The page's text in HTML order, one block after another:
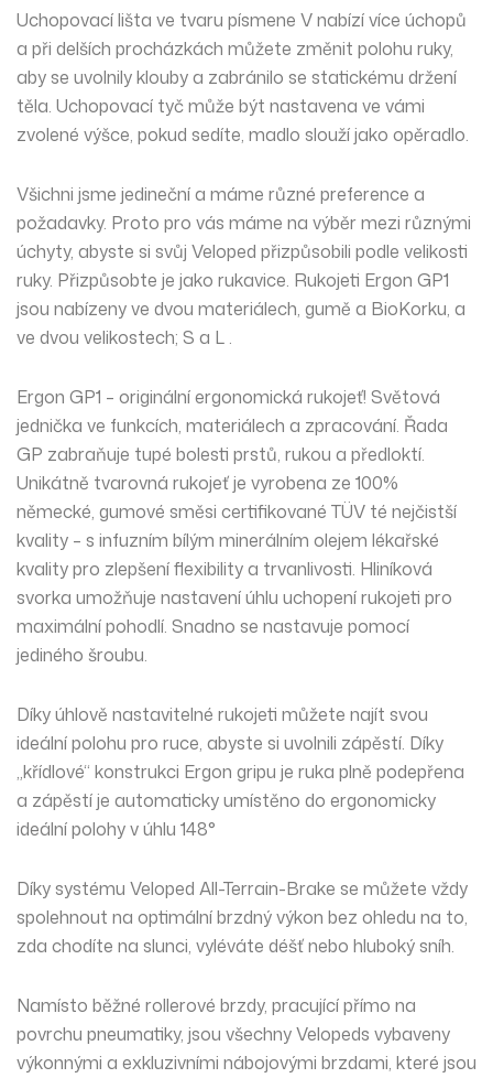
Uchopovací lišta ve tvaru písmene V nabízí více úchopů
a při delších procházkách můžete změnit polohu ruky,
aby se uvolnily klouby a zabránilo se statickému držení
těla. Uchopovací tyč může být nastavena ve vámi
zvolené výšce, pokud sedíte, madlo slouží jako opěradlo.
Všichni jsme jedineční a máme různé preference a
požadavky. Proto pro vás máme na výběr mezi různými
úchyty, abyste si svůj Veloped přizpůsobili podle velikosti
ruky. Přizpůsobte je jako rukavice. Rukojeti Ergon GP1
jsou nabízeny ve dvou materiálech, gumě a BioKorku, a
ve dvou velikostech; S a L .
Ergon GP1 – originální ergonomická rukojeť! Světová
jednička ve funkcích, materiálech a zpracování. Řada
GP zabraňuje tupé bolesti prstů, rukou a předloktí.
Unikátně tvarovná rukojeť je vyrobena ze 100%
německé, gumové směsi certifikované TÜV té nejčistší
kvality – s infuzním bílým minerálním olejem lékařské
kvality pro zlepšení flexibility a trvanlivosti. Hliníková
svorka umožňuje nastavení úhlu uchopení rukojeti pro
maximální pohodlí. Snadno se nastavuje pomocí
jediného šroubu.
Díky úhlově nastavitelné rukojeti můžete najít svou
ideální polohu pro ruce, abyste si uvolnili zápěstí. Díky
„křídlové“ konstrukci Ergon gripu je ruka plně podepřena
a zápěstí je automaticky umístěno do ergonomicky
ideální polohy v úhlu 148°
Díky systému Veloped All-Terrain-Brake se můžete vždy
spolehnout na optimální brzdný výkon bez ohledu na to,
zda chodíte na slunci, vyléváte déšť nebo hluboký sníh.
Namísto běžné rollerové brzdy, pracující přímo na
povrchu pneumatiky, jsou všechny Velopeds vybaveny
výkonnými a exkluzivními nábojovými brzdami, které jsou